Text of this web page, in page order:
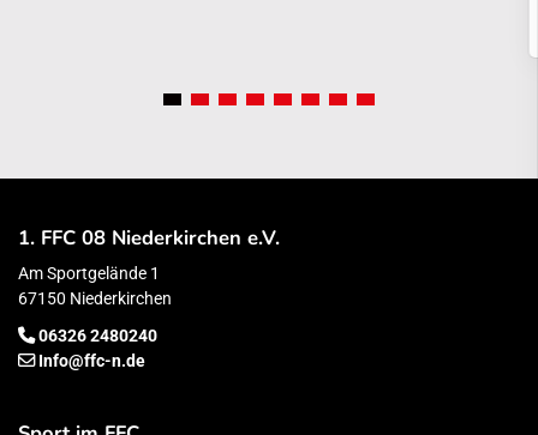
1. FFC 08 Niederkirchen e.V.
Am Sportgelände 1
67150 Niederkirchen
06326 2480240
Info@ffc-n.de